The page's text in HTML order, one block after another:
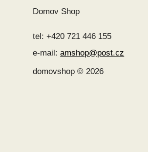
Domov Shop
tel: +420 721 446 155
e-mail:amshop@post.cz
domovshop © 2026